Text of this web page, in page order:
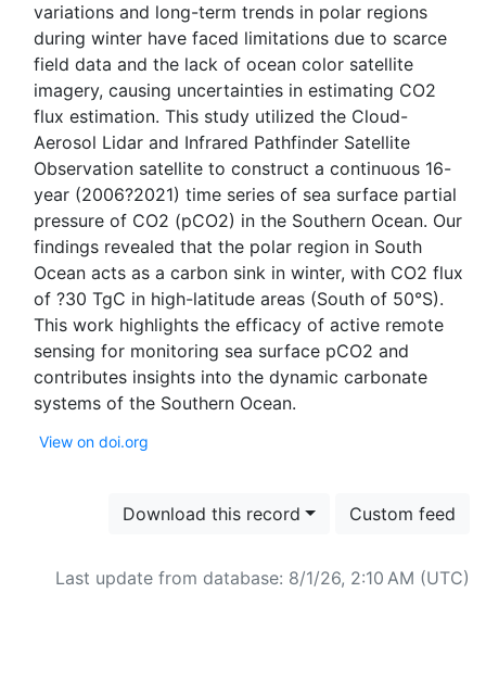
variations and long-term trends in polar regions
during winter have faced limitations due to scarce
field data and the lack of ocean color satellite
imagery, causing uncertainties in estimating CO2
flux estimation. This study utilized the Cloud-
Aerosol Lidar and Infrared Pathfinder Satellite
Observation satellite to construct a continuous 16-
year (2006?2021) time series of sea surface partial
pressure of CO2 (pCO2) in the Southern Ocean. Our
findings revealed that the polar region in South
Ocean acts as a carbon sink in winter, with CO2 flux
of ?30 TgC in high-latitude areas (South of 50°S).
This work highlights the efficacy of active remote
sensing for monitoring sea surface pCO2 and
contributes insights into the dynamic carbonate
View on doi.org
Download this record Custom feed
Last update from database: 8/1/26, 2:10 AM (UTC)